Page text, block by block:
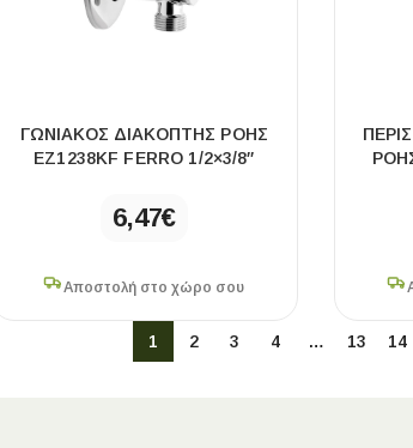
ΓΩΝΙΑΚΌΣ ΔΙΑΚΌΠΤΗΣ ΡΟΉΣ
EZ1238KF FERRO 1/2×3/8″
6,47€
Αποστολή στο χώρο σου
1 2 3 4 … 13 14